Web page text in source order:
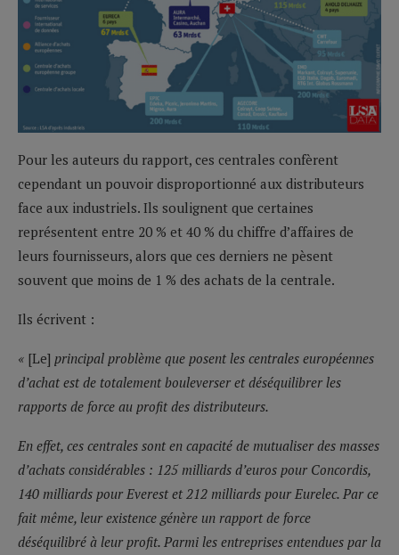
Pour les auteurs du rapport, ces centrales confèrent
cependant un pouvoir disproportionné aux distributeurs
face aux industriels. Ils soulignent que certaines
représentent entre 20 % et 40 % du chiffre d’affaires de
leurs fournisseurs, alors que ces derniers ne pèsent
souvent que moins de 1 % des achats de la centrale.
Ils écrivent :
« [Le] principal problème que posent les centrales européennes
d’achat est de totalement bouleverser et déséquilibrer les
rapports de force au profit des distributeurs.
En effet, ces centrales sont en capacité de mutualiser des masses
d’achats considérables : 125 milliards d’euros pour Concordis,
140 milliards pour Everest et 212 milliards pour Eurelec. Par ce
fait même, leur existence génère un rapport de force
déséquilibré à leur profit. Parmi les entreprises entendues par la